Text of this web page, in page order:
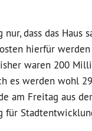
nur, dass das Haus
hierfür
waren 200
es werden wohl
am Freitag aus
für